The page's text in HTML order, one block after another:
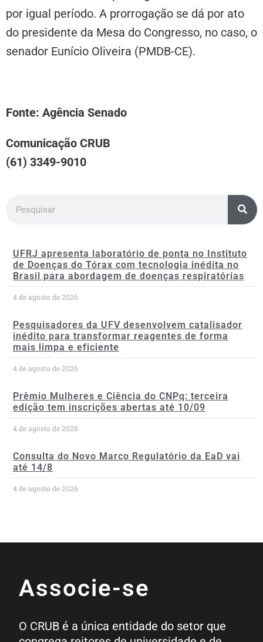
por igual período. A prorrogação se dá por ato
do presidente da Mesa do Congresso, no caso, o
senador Eunício Oliveira (PMDB-CE).
Fonte: Agência Senado
Comunicação CRUB
(61) 3349-9010
UFRJ apresenta laboratório de ponta no Instituto
de Doenças do Tórax com tecnologia inédita no
Brasil para abordagem de doenças respiratórias
4 de agosto de 2026
Pesquisadores da UFV desenvolvem catalisador
inédito para transformar reagentes de forma
mais limpa e eficiente
4 de agosto de 2026
Prêmio Mulheres e Ciência do CNPq: terceira
edição tem inscrições abertas até 10/09
4 de agosto de 2026
Consulta do Novo Marco Regulatório da EaD vai
até 14/8
4 de agosto de 2026
Associe-se
O CRUB é a única entidade do setor que